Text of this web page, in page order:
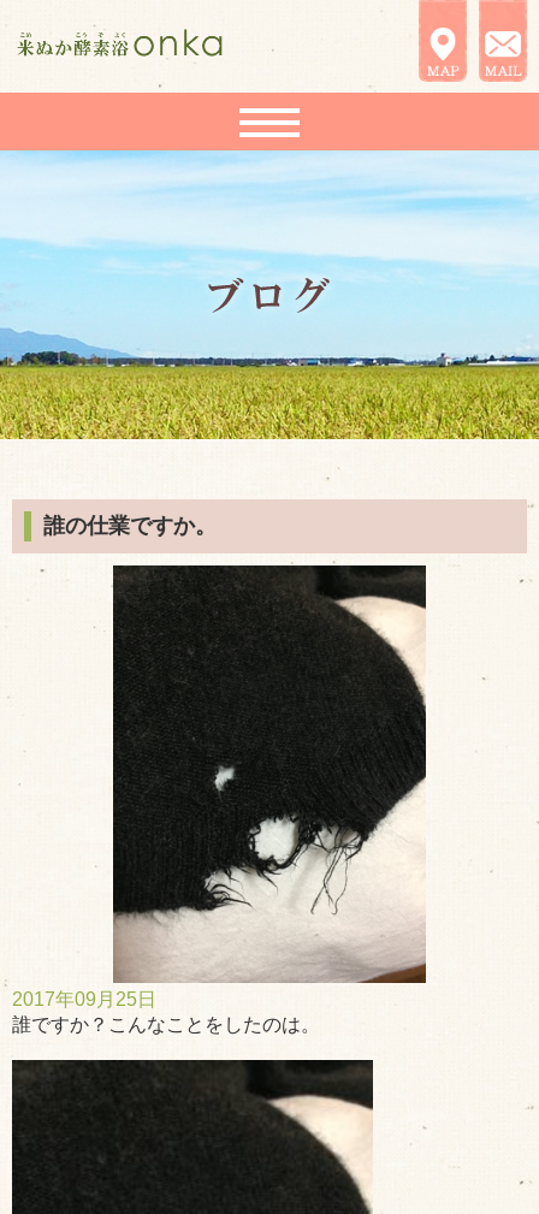
誰の仕業ですか。
2017年09月25日
誰ですか？こんなことをしたのは。